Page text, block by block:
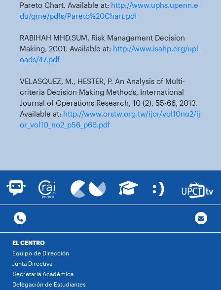
Pareto Chart. Available at: http://www.uphs.upenn.e
du/gme/pdfs/Pareto%20Chart.pdf
RABIHAH MHD.SUM, Risk Management Decision
Making, 2001. Available at: http://www.isahp.org/upl
oads/47.pdf
VELASQUEZ, M., HESTER, P. An Analysis of Multi-
criteria Decision Making Methods, International
Journal of Operations Research, 10 (2), 55-66, 2013.
Available at: http://www.orstw.org.tw/ijor/vol10no2/ij
or_vol10_no2_p56_p66.pdf
EL CENTRO
Equipo de Dirección
Junta Directiva
Secretaría Académica
Delegación de Estudiantes